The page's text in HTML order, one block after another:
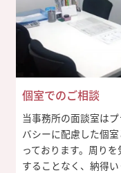
個室でのご相談
当事務所の面談室はプ
バシーに配慮した個
っております。周りを
することなく、納得い